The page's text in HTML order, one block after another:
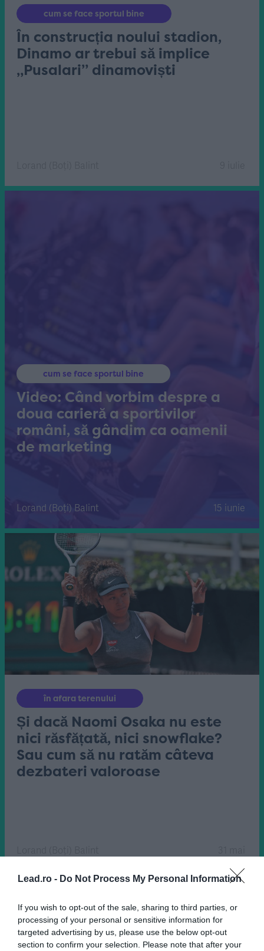
Lead.ro - Do Not Process My Personal Information
If you wish to opt-out of the sale, sharing to third parties, or
processing of your personal or sensitive information for
targeted advertising by us, please use the below opt-out
section to confirm your selection. Please note that after your
cum se face sportul bine
În construcția noului stadion,
Dinamo ar trebui să implice
„Pusalari” dinamoviști
cum se face sportul bine
Video: Când vorbim despre a
doua carieră a sportivilor
români, să gândim ca oamenii
de marketing
Lorand (Boți) Balint 15 iunie
în afara terenului
Și dacă Naomi Osaka nu este
nici răsfățată, nici snowflake?
Sau cum să nu ratăm câteva
dezbateri valoroase